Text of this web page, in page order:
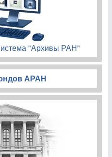
"Архивы РАН"
АРАН